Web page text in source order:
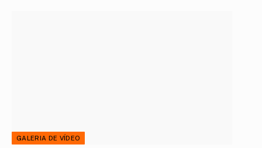
GALERIA DE VÍDEO